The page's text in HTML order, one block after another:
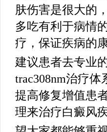
肤伤害是很大的
多吃有利于病情
疗，保证疾病的康
建议患者去专业
trac308nm治疗
提高修复增值患
理来治疗白癜风